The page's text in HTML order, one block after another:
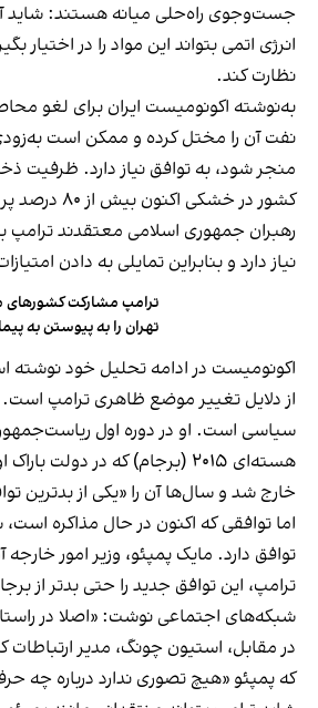
جست‌وجوی راه‌حلی میانه هستند: شاید
انرژی اتمی بتواند این مواد را در اختیار
نظارت کند.
به‌نوشته اکونومیست ایران برای لغو
نفت آن را مختل کرده و ممکن است
منجر شود، به توافق نیاز دارد. ظرفیت
کشور در خشکی
رهبران جمهوری اسلامی معتقدند ترامپ
نیاز دارد و بنابراین تمایلی به دادن
ترامپ مشارکت کشورهای
تهران را به پیوستن به
اکونومیست در ادامه تحلیل خود نوشته
از دلایل تغییر موضع ظاهری ترامپ
سیاسی است. او در دوره اول
هسته‌ای ۲۰۱۵ (برجام) که در دولت
خارج شد و سال‌ها آن را «یکی از بدترین
اما توافقی که اکنون در حال مذاکره
توافق دارد. مایک پمپئو، وزیر امور خارجه
ترامپ، این توافق جدید را حتی بدتر از
شبکه‌های اجتماعی نوشت: «اصلا در
در مقابل، استیون چونگ، مدیر ارتباطات
که پمپئو «هیچ تصوری ندارد درباره چه